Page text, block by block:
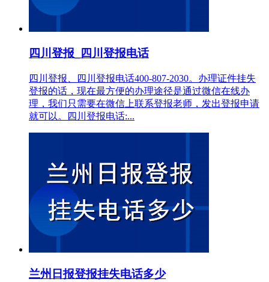
四川登报_四川登报电话
四川登报、四川登报电话400-807-2030。办理证件挂失
登报的话，现在最方便的办理途径是通过微信在线办
理，我们只需要在微信上联系登报老师，发出登报申请
就可以。四川登报电话:...
兰州日报登报挂失电话多少